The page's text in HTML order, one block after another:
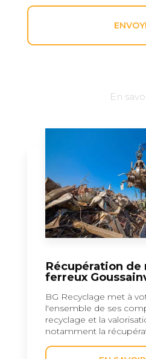
En
Récupération de
ferreux
BG Recyclage met à
l'ensemble de ses
recyclage et la
notamment la